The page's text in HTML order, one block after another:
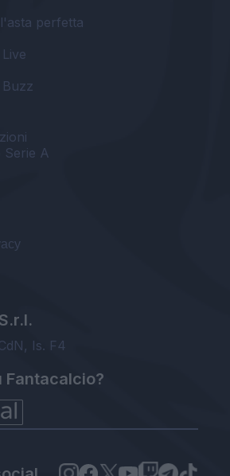
perfetta
Serie A
Is. F4
Fantacalcio?